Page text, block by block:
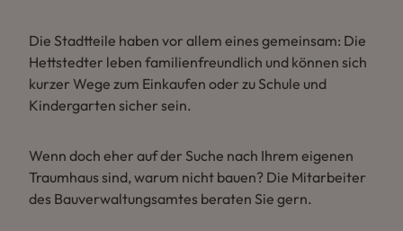
Die Stadtteile haben vor allem eines gemeinsam: Die
Hettstedter leben familienfreundlich und können sich
kurzer Wege zum Einkaufen oder zu Schule und
Kindergarten sicher sein.
Wenn doch eher auf der Suche nach Ihrem eigenen
Traumhaus sind, warum nicht bauen? Die Mitarbeiter
des Bauverwaltungsamtes beraten Sie gern.